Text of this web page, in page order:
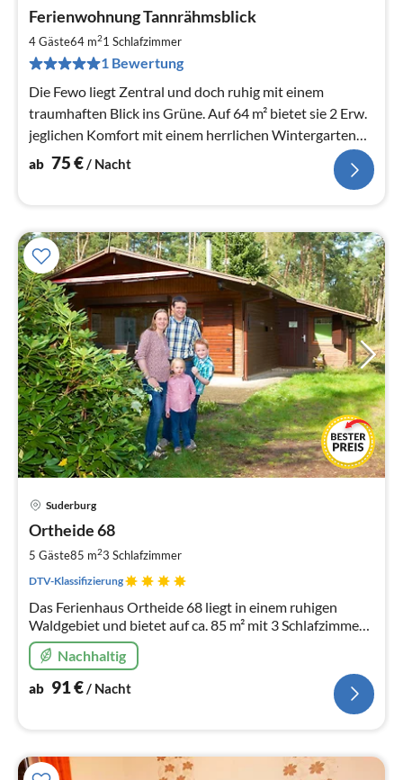
Ferienwohnung Tannrähmsblick
4 Gäste64 m21 Schlafzimmer
1 Bewertung
Die Fewo liegt Zentral und doch ruhig mit einem
traumhaften Blick ins Grüne. Auf 64 m² bietet sie 2 Erw.
jeglichen Komfort mit einem herrlichen Wintergarten
und großem Wohnzimmer.
ab 75€/ Nacht
Suderburg
Ortheide 68
5 Gäste85 m23 Schlafzimmer
DTV-Klassifizierung
Das Ferienhaus Ortheide 68 liegt in einem ruhigen
Waldgebiet und bietet auf ca. 85 m² mit 3 Schlafzimmern
Platz für bis zu 5 Personen.
Nachhaltig
ab 91€/ Nacht